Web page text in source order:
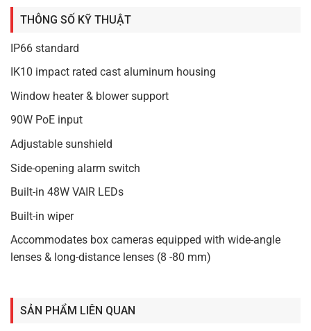
Vỏ camera ANPR có các mẫu được hỗ trợ PoE riêng lẻ.
P6900-IW-V2 là mẫu PoE được hỗ trợ bởi PSE 90W qua
một cáp Ethernet.
THÔNG SỐ KỸ THUẬT
IP66 standard
IK10 impact rated cast aluminum housing
Window heater & blower support
90W PoE input
Adjustable sunshield
Side-opening alarm switch
Built-in 48W VAIR LEDs
Built-in wiper
Accommodates box cameras equipped with wide-angle
lenses & long-distance lenses (8 -80 mm)
SẢN PHẨM LIÊN QUAN